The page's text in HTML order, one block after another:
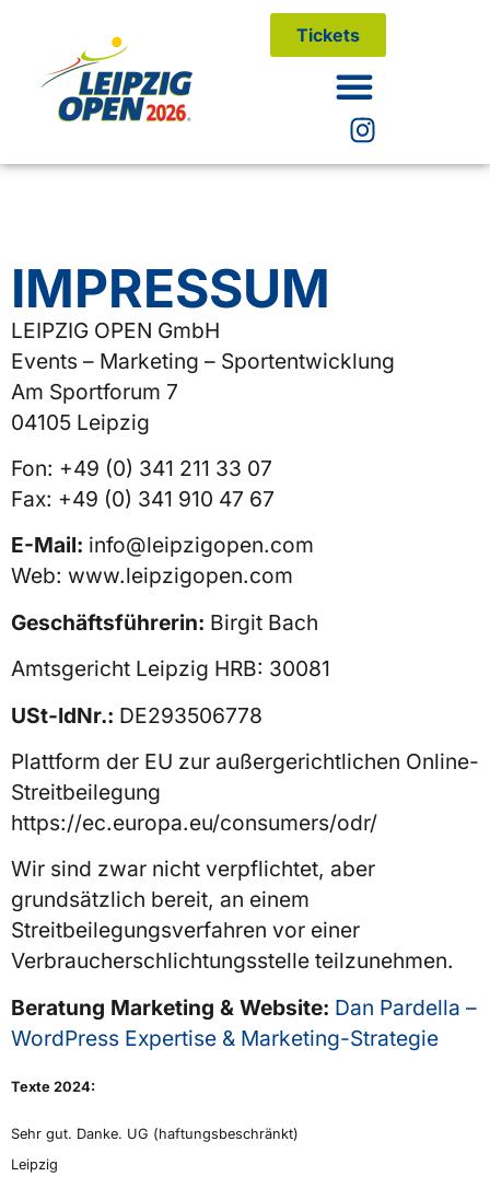
Tickets
IMPRESSUM
LEIPZIG OPEN GmbH
Events – Marketing – Sportentwicklung
Am Sportforum 7
04105 Leipzig
Fon: +49 (0) 341 211 33 07
Fax: +49 (0) 341 910 47 67
E-Mail: info@leipzigopen.com
Web: www.leipzigopen.com
Geschäftsführerin: Birgit Bach
Amtsgericht Leipzig HRB: 30081
USt-IdNr.: DE293506778
Plattform der EU zur außergerichtlichen Online-
Streitbeilegung
https://ec.europa.eu/consumers/odr/
Wir sind zwar nicht verpflichtet, aber
grundsätzlich bereit, an einem
Streitbeilegungsverfahren vor einer
Verbraucherschlichtungsstelle teilzunehmen.
Beratung Marketing & Website: Dan Pardella –
WordPress Expertise & Marketing-Strategie
Texte 2024:
Sehr gut. Danke. UG (haftungsbeschränkt)
Leipzig